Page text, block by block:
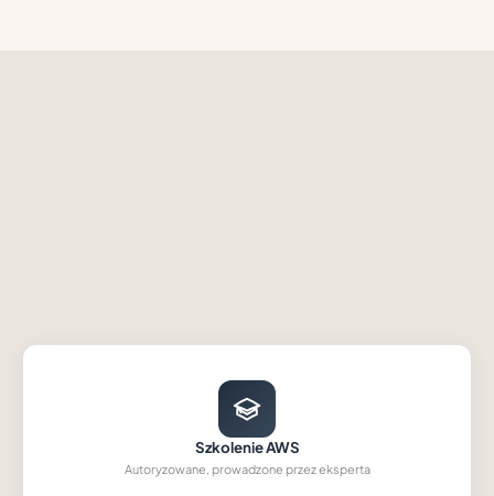
Szkolenie AWS
Autoryzowane, prowadzone przez eksperta